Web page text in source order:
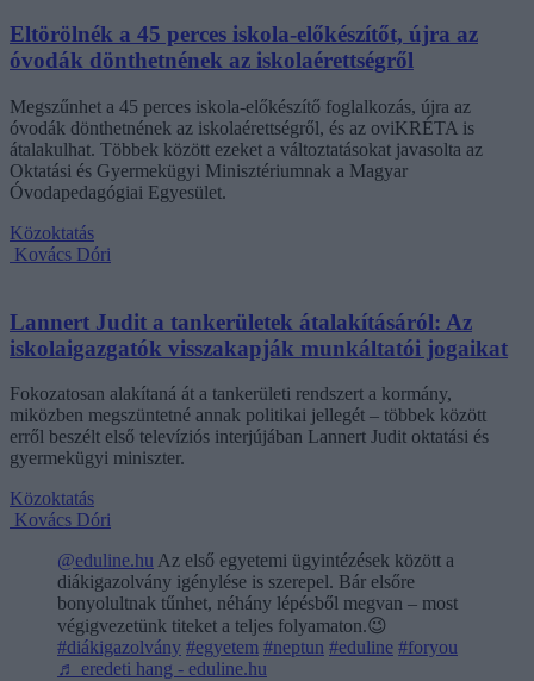
Eltörölnék a 45 perces iskola-előkészítőt, újra az
óvodák dönthetnének az iskolaérettségről
Megszűnhet a 45 perces iskola-előkészítő foglalkozás, újra az
óvodák dönthetnének az iskolaérettségről, és az oviKRÉTA is
átalakulhat. Többek között ezeket a változtatásokat javasolta az
Oktatási és Gyermekügyi Minisztériumnak a Magyar
Óvodapedagógiai Egyesület.
Közoktatás
Kovács Dóri
Lannert Judit a tankerületek átalakításáról: Az
iskolaigazgatók visszakapják munkáltatói jogaikat
Fokozatosan alakítaná át a tankerületi rendszert a kormány,
miközben megszüntetné annak politikai jellegét – többek között
erről beszélt első televíziós interjújában Lannert Judit oktatási és
gyermekügyi miniszter.
Közoktatás
Kovács Dóri
@eduline.hu Az első egyetemi ügyintézések között a
diákigazolvány igénylése is szerepel. Bár elsőre
bonyolultnak tűnhet, néhány lépésből megvan – most
végigvezetünk titeket a teljes folyamaton.😉
#diákigazolvány #egyetem #neptun #eduline #foryou
♬ eredeti hang - eduline.hu